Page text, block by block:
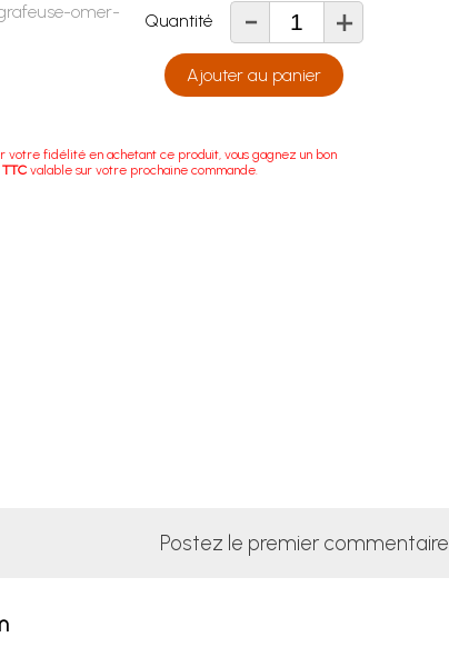
omer-
Quantité - +
Ajouter au panier
votre fidélité en achetant ce produit, vous gagnez un bon
TTC valable sur votre prochaine commande.
Postez le premier commentaire